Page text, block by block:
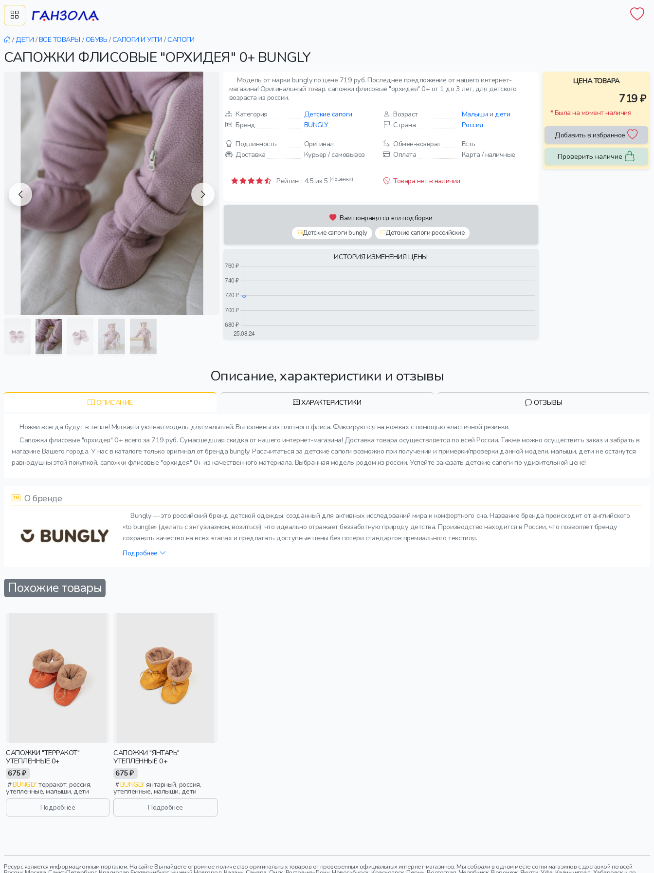
/ДЕТИ /ВСЕ ТОВАРЫ /ОБУВЬ /САПОГИ И УГГИ /САПОГИ
САПОЖКИ ФЛИСОВЫЕ "ОРХИДЕЯ" 0+ BUNGLY
Модель от марки bungly по цене 719 руб. Последнее предложение от нашего интернет-
магазина! Оригинальный товар. сапожки флисовые "орхидея" 0+ от 1 до 3 лет, для детского
возраста из россии.
Категория
Детские сапоги Возраст Малыши идети
Бренд
BUNGLY Страна
Россия
Подлинность
Оригинал Обмен-возврат
Есть
Доставка
Курьер / самовывоз Оплата Карта / наличные
Рейтинг: 4.5 из 5 (4 оценки) Товара нет в наличии
Вам понравятся эти подборки
Детские сапоги bungly Детские сапоги российские
ИСТОРИЯ ИЗМЕНЕНИЯ ЦЕНЫ
ЦЕНА ТОВАРА
719 ₽
* Была на момент наличия
Добавить в избранное
Проверить наличие
Описание, характеристики и отзывы
ОПИСАНИЕ ХАРАКТЕРИСТИКИ ОТЗЫВЫ
Ножки всегда будут в тепле! Мягкая и уютная модель для малышей. Выполнены из плотного флиса. Фиксируются на ножках с помощью эластичной резинки.
Сапожки флисовые "орхидея" 0+ всего за 719 руб. Сумасшедшая скидка от нашего интернет-магазина! Доставка товара осуществляется по всей России. Также можно осуществить заказ и забрать в
магазине Вашего города. У нас в каталоге только оригинал от бренда bungly. Рассчитаться за детские сапоги возможно при получении и примерки/проверки данной модели. малыши, дети не останутся
равнодушны этой покупкой. сапожки флисовые "орхидея" 0+ из качественного материала. Выбранная модель родом из россии. Успейте заказать детские сапоги по удивительной цене!
О бренде
Bungly — это российский бренд детской одежды, созданный для активных исследований мира и комфортного сна. Название бренда происходит от английского
«to bungle» (делать с энтузиазмом, возиться), что идеально отражает беззаботную природу детства. Производство находится в России, что позволяет бренду
сохранять качество на всех этапах и предлагать доступные цены без потери стандартов премиального текстиля.
Подробнее
Похожие товары
САПОЖКИ "ТЕРРАКОТ"
УТЕПЛЕННЫЕ 0+
675 ₽
BUNGLYтерракот, россия,
утепленные, малыши, дети
Подробнее
САПОЖКИ "ЯНТАРЬ"
УТЕПЛЕННЫЕ 0+
675 ₽
BUNGLYянтарный, россия,
утепленные, малыши, дети
Подробнее
Ресурс является информационным порталом. На сайте Вы найдете огромное количество оригинальных товаров от проверенных официальных интернет-магазинов. Мы собрали в одном месте сотни магазинов с доставкой по всей